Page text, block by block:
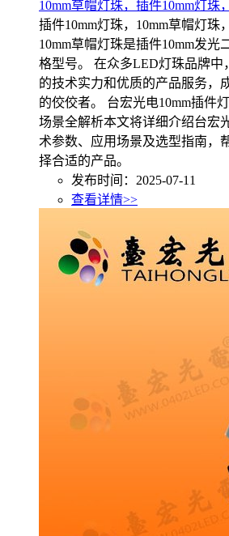
10mm草帽灯珠，插件10mm灯珠
插件10mm灯珠，10mm草帽灯珠
10mm草帽灯珠是插件10mm发光
格型号。 在众多LED灯珠品牌中
的技术实力和优质的产品服务，
的佼佼者。 台宏光电10mm插件
场景全解析本文将详细介绍台宏
术参数、应用场景及选型指南，
择合适的产品。
发布时间：2025-07-11
查看详情>>